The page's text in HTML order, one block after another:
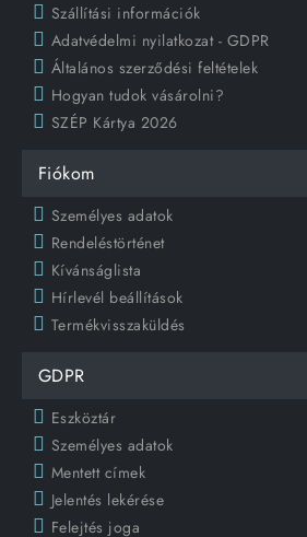
Szállítási információk
Adatvédelmi nyilatkozat - GDPR
Általános szerződési feltételek
Hogyan tudok vásárolni?
SZÉP Kártya 2026
Fiókom
Személyes adatok
Rendeléstörténet
Kívánságlista
Hírlevél beállítások
Termékvisszaküldés
GDPR
Eszköztár
Személyes adatok
Mentett címek
Jelentés lekérése
Felejtés joga